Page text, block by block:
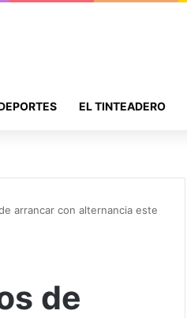
EL TINTEADERO
arrancar con alternancia este
de